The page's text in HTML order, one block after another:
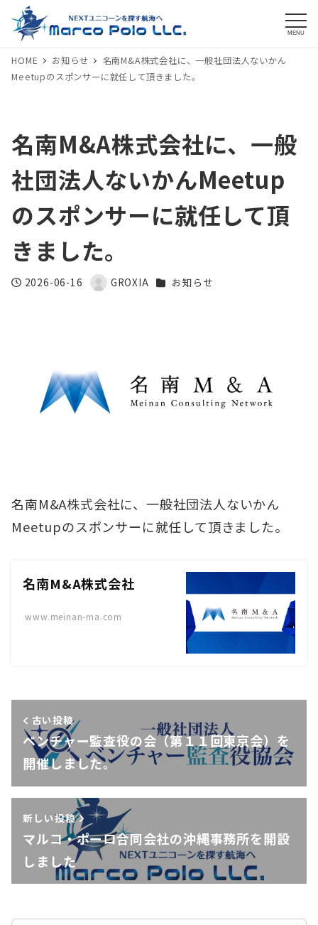
MENU
HOME お知らせ
名南M&A株式会社に、一般社団法人ないかん
Meetupのスポンサーに就任して頂きました。
名南M&A株式会社に、一般
社団法人ないかんMeetup
のスポンサーに就任して頂
きました。
投稿日
2026-06-16
著
GROXIA カテゴリー
お知らせ
名南M&A株式会社に、一般社団法人ないかん
Meetupのスポンサーに就任して頂きました。
名南M&A株式会社
www.meinan-ma.com
古い投稿
ベンチャー監査役の会（第１１回東京会）を
開催しました。
新しい投稿
マルコ・ポーロ合同会社の沖縄事務所を開設
しました